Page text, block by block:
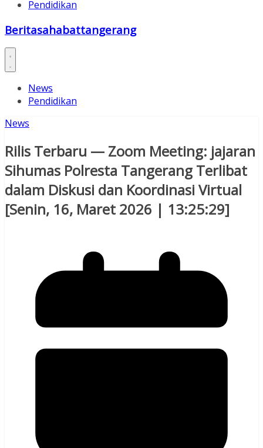
Pendidikan
Beritasahabattangerang
News
Pendidikan
News
Rilis Terbaru — Zoom Meeting: jajaran
Sihumas Polresta Tangerang Terlibat
dalam Diskusi dan Koordinasi Virtual
[Senin, 16, Maret 2026 | 13:25:29]